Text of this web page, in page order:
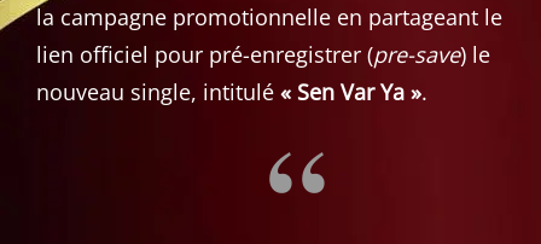
la campagne promotionnelle en partageant le
lien officiel pour pré-enregistrer (pre-save) le
nouveau single, intitulé « Sen Var Ya ».